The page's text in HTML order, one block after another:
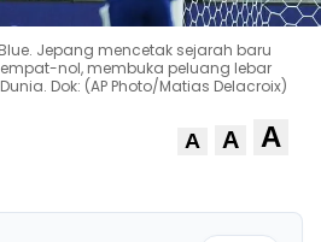
Jepang mencetak sejarah baru
nol, membuka peluang lebar
Dok: (AP Photo/Matias Delacroix)
A A A